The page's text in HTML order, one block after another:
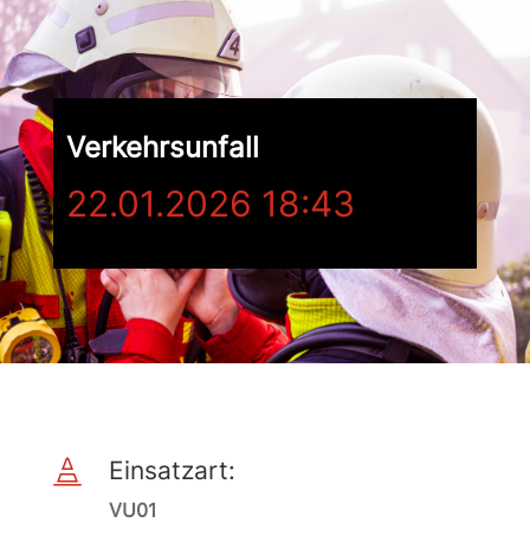
Verkehrsunfall
22.01.2026 18:43
 Einsatzart:
VU01